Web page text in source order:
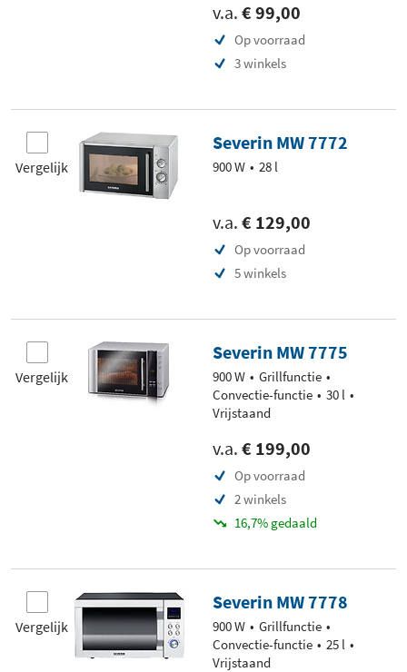
v.a. € 99,00
Op voorraad
3 winkels
Vergelijk
Severin MW 7772
900 W 28 l
v.a. € 129,00
Op voorraad
5 winkels
Vergelijk
Severin MW 7775
900 W
Grillfunctie
Convectie-functie
30 l
Vrijstaand
v.a. € 199,00
Op voorraad
2 winkels
16,7% gedaald
Vergelijk
Severin MW 7778
900 W
Grillfunctie
Convectie-functie
25 l
Vrijstaand